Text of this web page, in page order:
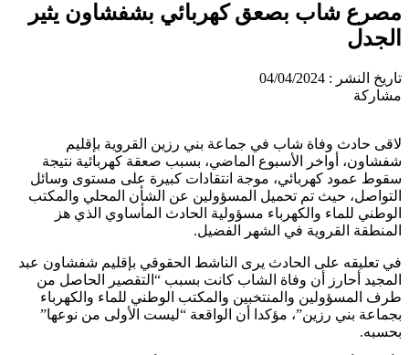
مصرع شاب بصعق كهربائي بشفشاون يثير
الجدل
تاريخ النشر : 04/04/2024
مشاركة
لاقى حادث وفاة شاب في جماعة بني رزين القروية بإقليم
شفشاون، أواخر الأسبوع الماضي، بسبب صعقة كهربائية نتيجة
سقوط عمود كهربائي، موجة انتقادات كبيرة على مستوى وسائل
التواصل، حيث تم تحميل المسؤولين عن الشأن المحلي والمكتب
الوطني للماء والكهرباء مسؤولية الحادث المأساوي الذي هز
المنطقة القروية في الشهر الفضيل.
في تعليقه على الحادث يرى الناشط الحقوقي بإقليم شفشاون عبد
المجيد أحارز أن وفاة الشاب كانت بسبب “التقصير الحاصل من
طرف المسؤولين والمنتخبين والمكتب الوطني للماء والكهرباء
بجماعة بني رزين”، مؤكدا أن الواقعة “ليست الأولى من نوعها”
بحسبه.